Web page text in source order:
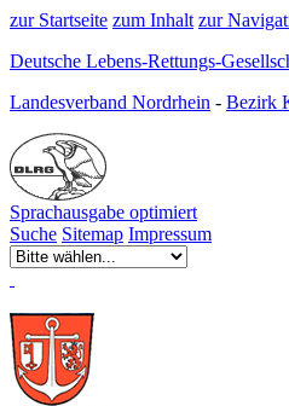
zur Startseite zum Inhalt zur
Deutsche Lebens-Rettungs-
Landesverband Nordrhein - Bezirk
Sprachausgabe optimiert
Suche Sitemap Impressum